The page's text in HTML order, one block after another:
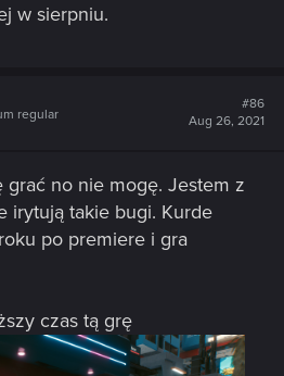
w sierpniu.
regular
#86
Aug 26, 2021
grać no nie mogę. Jestem z
irytują takie bugi. Kurde
po premiere i gra
czas tą grę